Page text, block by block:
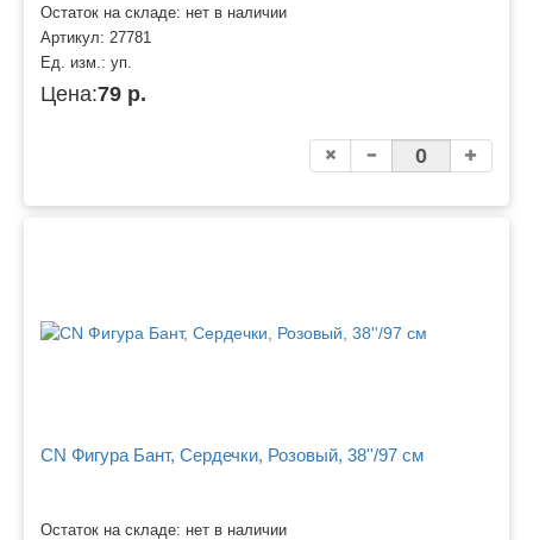
Остаток на складе: нет в наличии
Артикул: 27781
Ед. изм.: уп.
Цена:79 р.
CN Фигура Бант, Сердечки, Розовый, 38''/97 см
Остаток на складе: нет в наличии